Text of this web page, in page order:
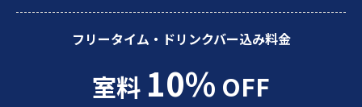
フリータイム・ドリンクバー込み料金
室料 10% OFF